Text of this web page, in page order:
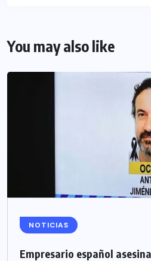
You may also like
NOTICIAS
Empresario español